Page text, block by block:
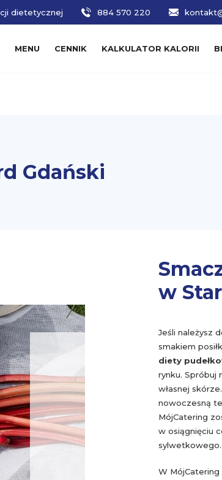
dietetycznej 884 570 220
MENU CENNIK KALKULATOR KALORII
Gdański
w
Jeśli należysz
smakiem
diety
rynku. Spróbuj
własnej
nowoczesną
MójCatering
w osiągnięciu
sylwetkowego.
W